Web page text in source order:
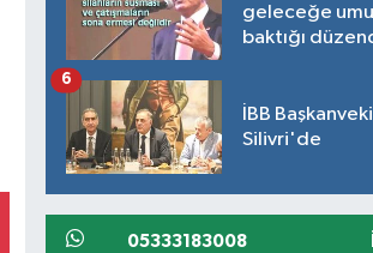
geleceğe
baktığı
İBB
Silivri'de
6
05333183008